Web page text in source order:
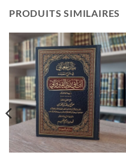
PRODUITS SIMILAIRES